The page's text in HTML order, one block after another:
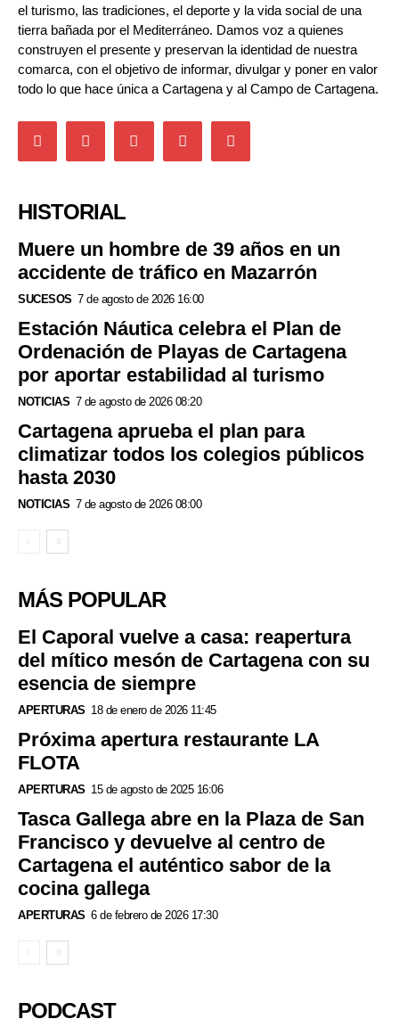
el turismo, las tradiciones, el deporte y la vida social de una
tierra bañada por el Mediterráneo. Damos voz a quienes
construyen el presente y preservan la identidad de nuestra
comarca, con el objetivo de informar, divulgar y poner en valor
todo lo que hace única a Cartagena y al Campo de Cartagena.
HISTORIAL
Muere un hombre de 39 años en un
accidente de tráfico en Mazarrón
SUCESOS 7 de agosto de 2026 16:00
Estación Náutica celebra el Plan de
Ordenación de Playas de Cartagena
por aportar estabilidad al turismo
NOTICIAS 7 de agosto de 2026 08:20
Cartagena aprueba el plan para
climatizar todos los colegios públicos
hasta 2030
NOTICIAS 7 de agosto de 2026 08:00
MÁS POPULAR
El Caporal vuelve a casa: reapertura
del mítico mesón de Cartagena con su
esencia de siempre
APERTURAS 18 de enero de 2026 11:45
Próxima apertura restaurante LA
FLOTA
APERTURAS 15 de agosto de 2025 16:06
Tasca Gallega abre en la Plaza de San
Francisco y devuelve al centro de
Cartagena el auténtico sabor de la
cocina gallega
APERTURAS 6 de febrero de 2026 17:30
PODCAST